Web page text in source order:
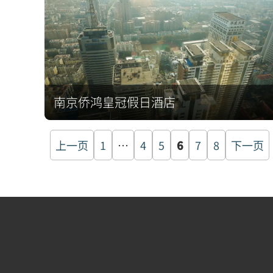
南京侨鸿皇冠假日酒店
文
章
页
上一页 1 … 4 5 6 7 8 下一页